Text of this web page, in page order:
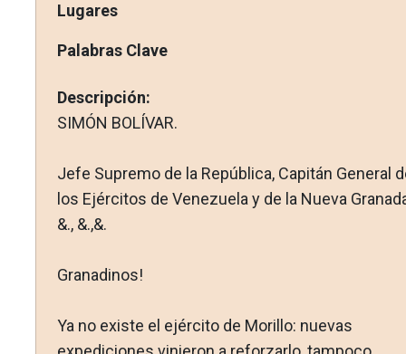
Lugares
Palabras Clave
Descripción:
SIMÓN BOLÍVAR.
Jefe Supremo de la República, Capitán General
los Ejércitos de Venezuela y de la Nueva
&., &.,&.
Granadinos!
Ya no existe el ejército de Morillo: nuevas